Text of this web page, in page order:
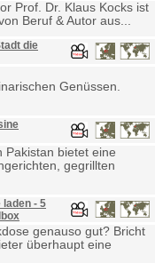
Prof. Dr. Klaus Kocks ist
Beruf & Autor aus...
die
Genüssen.
Pakistan bietet eine
gegrillten
laden - 5
genauso gut? Bricht
überhaupt eine